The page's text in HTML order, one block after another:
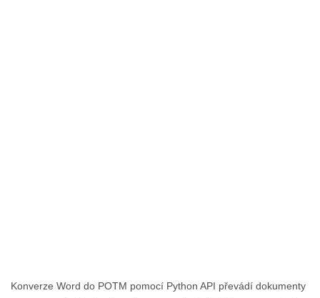
Konverze Word do POTM pomocí Python API převádí dokumenty